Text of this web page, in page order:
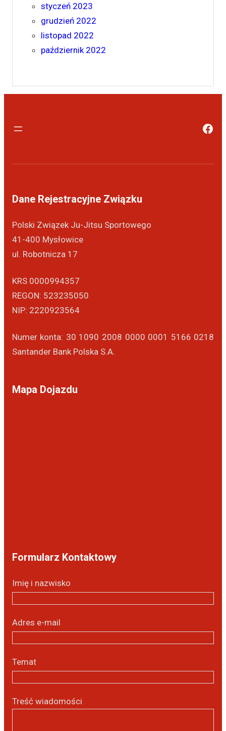
styczeń 2023
grudzień 2022
listopad 2022
październik 2022
Dane Rejestracyjne Związku
Polski Związek Ju-Jitsu Sportowego
41-400 Mysłowice
ul. Robotnicza 17
KRS 0000994357
REGON: 523235050
NIP: 2220923564
Numer konta: 30 1090 2008 0000 0001 5166 0218
Santander Bank Polska S.A.
Mapa Dojazdu
Formularz Kontaktowy
Imię i nazwisko
Adres e-mail
Temat
Treść wiadomości